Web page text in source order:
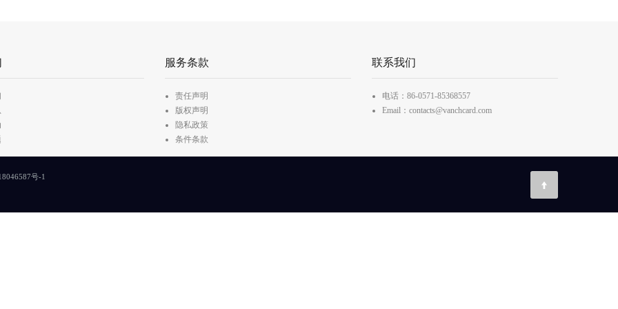
服务条款
责任声明
版权声明
隐私政策
条件条款
联系我们
电话：86-0571-85368557
Email：contacts@vanchcard.com
号-1